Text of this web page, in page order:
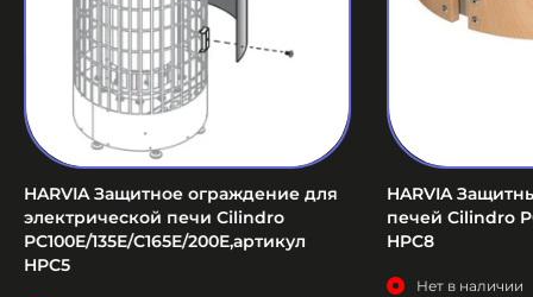
HARVIA Защитное ограждение для
электрической печи Cilindro
PC100E/135E/C165E/200E,артикул
HPC5
HARVIA
печей Cilindro
HPC8
Нет в наличии